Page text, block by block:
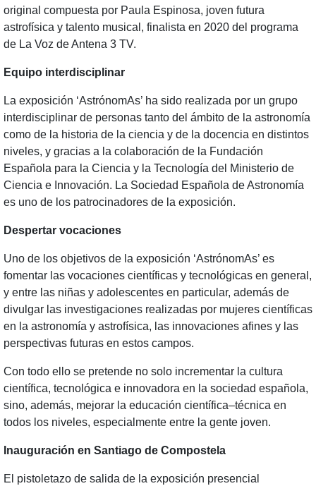
original compuesta por Paula Espinosa, joven futura
astrofísica y talento musical, finalista en 2020 del programa
de La Voz de Antena 3 TV.
Equipo interdisciplinar
La exposición ‘AstrónomAs’ ha sido realizada por un grupo
interdisciplinar de personas tanto del ámbito de la astronomía
como de la historia de la ciencia y de la docencia en distintos
niveles, y gracias a la colaboración de la Fundación
Española para la Ciencia y la Tecnología del Ministerio de
Ciencia e Innovación. La Sociedad Española de Astronomía
es uno de los patrocinadores de la exposición.
Despertar vocaciones
Uno de los objetivos de la exposición ‘AstrónomAs’ es
fomentar las vocaciones científicas y tecnológicas en general,
y entre las niñas y adolescentes en particular, además de
divulgar las investigaciones realizadas por mujeres científicas
en la astronomía y astrofísica, las innovaciones afines y las
perspectivas futuras en estos campos.
Con todo ello se pretende no solo incrementar la cultura
científica, tecnológica e innovadora en la sociedad española,
sino, además, mejorar la educación científica–técnica en
todos los niveles, especialmente entre la gente joven.
Inauguración en Santiago de Compostela
El pistoletazo de salida de la exposición presencial